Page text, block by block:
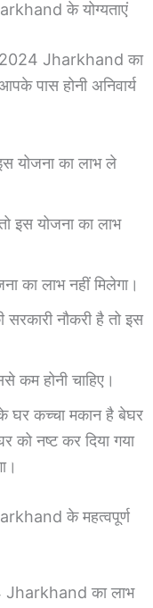
के योग्यताएं
2024 Jharkhand का
पास होनी अनिवार्य
योजना का लाभ ले
इस योजना का लाभ
का लाभ नहीं मिलेगा।
नौकरी है तो इस
होनी चाहिए।
घर कच्चा मकान है बेघर
को नष्ट कर दिया गया
के महत्वपूर्ण
का लाभ